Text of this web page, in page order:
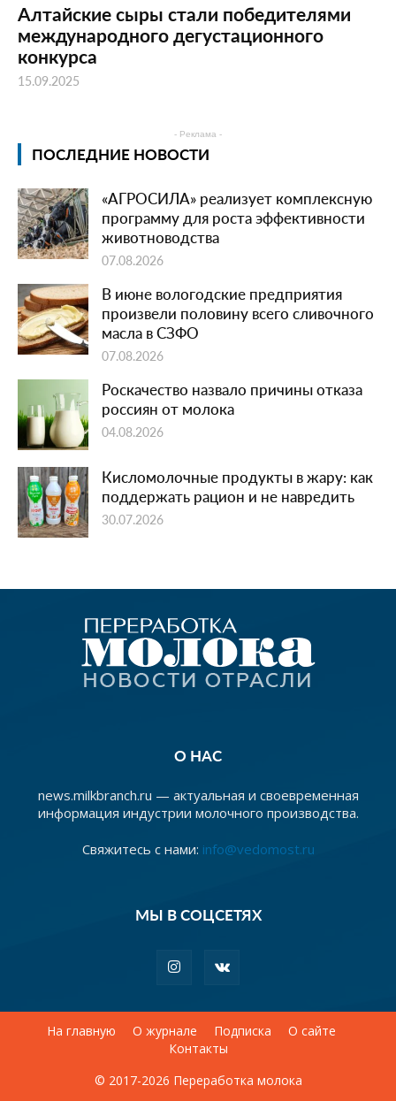
Алтайские сыры стали победителями
международного дегустационного
конкурса
15.09.2025
- Реклама -
ПОСЛЕДНИЕ НОВОСТИ
«АГРОСИЛА» реализует комплексную
программу для роста эффективности
животноводства
07.08.2026
В июне вологодские предприятия
произвели половину всего сливочного
масла в СЗФО
07.08.2026
Роскачество назвало причины отказа
россиян от молока
04.08.2026
Кисломолочные продукты в жару: как
поддержать рацион и не навредить
30.07.2026
О НАС
news.milkbranch.ru — актуальная и своевременная
информация индустрии молочного производства.
Свяжитесь с нами: info@vedomost.ru
МЫ В СОЦСЕТЯХ
На главную О журнале Подписка
О сайте
Контакты
© 2017-2026 Переработка молока